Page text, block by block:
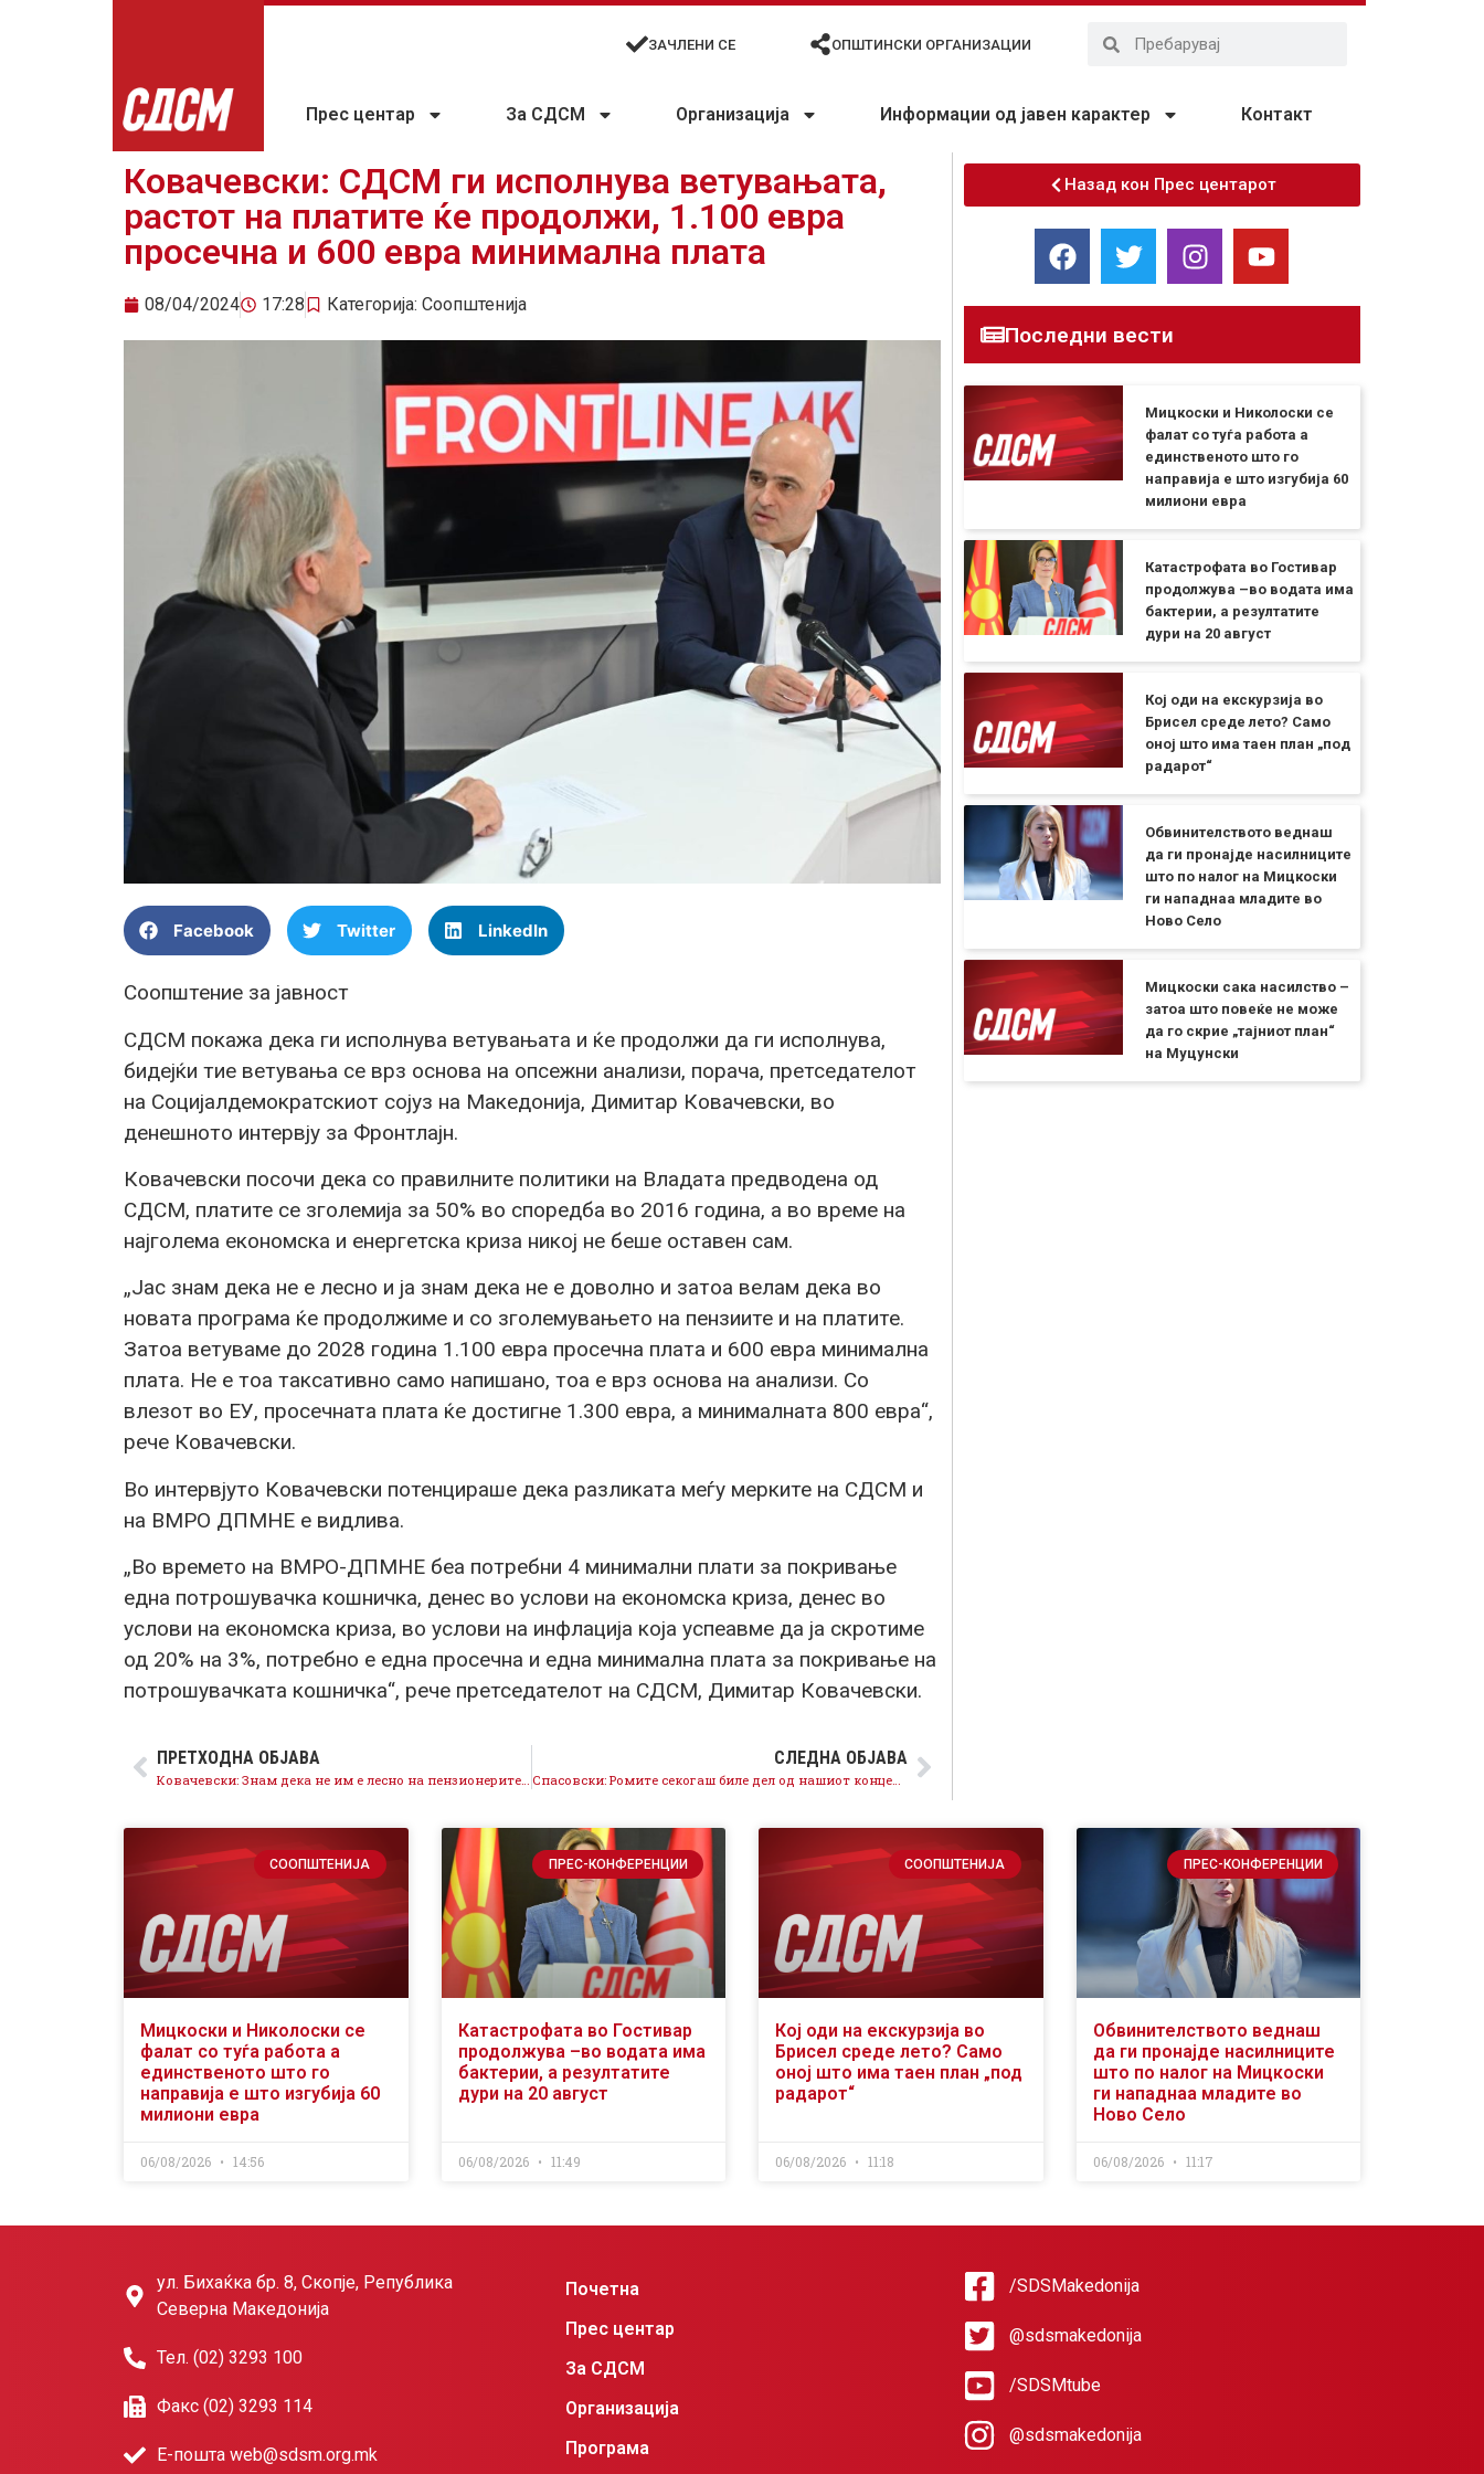
ЗАЧЛЕНИ СЕ ОПШТИНСКИ ОРГАНИЗАЦИИ
Прес центар За СДСМ Организација Информации од јавен карактер Контакт
Ковачевски: СДСМ ги исполнува ветувањата,
растот на платите ќе продолжи, 1.100 евра
просечна и 600 евра минимална плата
08/04/2024 17:28 Категорија: Соопштенија
Facebook Twitter LinkedIn
Соопштение за јавност
СДСМ покажа дека ги исполнува ветувањата и ќе продолжи да ги исполнува,
бидејќи тие ветувања се врз основа на опсежни анализи, порача, претседателот
на Социјалдемократскиот сојуз на Македонија, Димитар Ковачевски, во
денешното интервју за Фронтлајн.
Ковачевски посочи дека со правилните политики на Владата предводена од
СДСМ, платите се зголемија за 50% во споредба во 2016 година, а во време на
најголема економска и енергетска криза никој не беше оставен сам.
„Јас знам дека не е лесно и ја знам дека не е доволно и затоа велам дека во
новата програма ќе продолжиме и со зголемувањето на пензиите и на платите.
Затоа ветуваме до 2028 година 1.100 евра просечна плата и 600 евра минимална
плата. Не е тоа таксативно само напишано, тоа е врз основа на анализи. Со
влезот во ЕУ, просечната плата ќе достигне 1.300 евра, а минималната 800 евра“,
рече Ковачевски.
Во интервјуто Ковачевски потенцираше дека разликата меѓу мерките на СДСМ и
на ВМРО ДПМНЕ е видлива.
„Во времето на ВМРО-ДПМНЕ беа потребни 4 минимални плати за покривање
една потрошувачка кошничка, денес во услови на економска криза, денес во
услови на економска криза, во услови на инфлација која успеавме да ја скротиме
од 20% на 3%, потребно е една просечна и една минимална плата за покривање на
потрошувачката кошничка“, рече претседателот на СДСМ, Димитар Ковачевски.
ПРЕТХОДНА ОБЈАВА СЛЕДНА ОБЈАВА
Назад кон Прес центарот
Последни вести
Мицкоски и Николоски се
фалат со туѓа работа а
единственото што го
направија е што изгубија 60
милиони евра
Катастрофата во Гостивар
продолжува –во водата има
бактерии, а резултатите
дури на 20 август
Кој оди на екскурзија во
Брисел среде лето? Само
оној што има таен план „под
радарот“
Обвинителството веднаш
да ги пронајде насилниците
што по налог на Мицкоски
ги нападнаа младите во
Ново Село
Мицкоски сака насилство –
затоа што повеќе не може
да го скрие „тајниот план“
на Муцунски
СООПШТЕНИЈА
Мицкоски и Николоски се
фалат со туѓа работа а
единственото што го
направија е што изгубија 60
милиони евра
06/08/2026 14:56
ПРЕС-КОНФЕРЕНЦИИ
Катастрофата во Гостивар
продолжува –во водата има
бактерии, а резултатите
дури на 20 август
06/08/2026 11:49
СООПШТЕНИЈА
Кој оди на екскурзија во
Брисел среде лето? Само
оној што има таен план „под
радарот“
06/08/2026 11:18
ПРЕС-КОНФЕРЕНЦИИ
Обвинителството веднаш
да ги пронајде насилниците
што по налог на Мицкоски
ги нападнаа младите во
Ново Село
06/08/2026 11:17
ул. Бихаќка бр. 8, Скопје, Република
Северна Македонија
Тел. (02) 3293 100
Факс (02) 3293 114
Е-пошта web@sdsm.org.mk
Почетна
Прес центар
За СДСМ
Организација
Програма
/SDSMakedonija
@sdsmakedonija
/SDSMtube
@sdsmakedonija